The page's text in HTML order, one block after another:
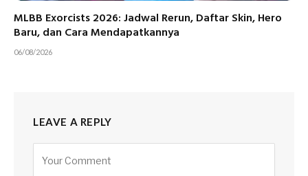
MLBB Exorcists 2026: Jadwal Rerun, Daftar Skin, Hero
Baru, dan Cara Mendapatkannya
06/08/2026
LEAVE A REPLY